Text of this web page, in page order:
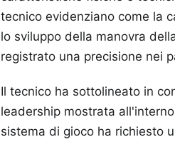
tecnico evidenziano come la
lo sviluppo della manovra
registrato una precisione nei
Il tecnico ha sottolineato in
leadership mostrata
sistema di gioco ha richiesto